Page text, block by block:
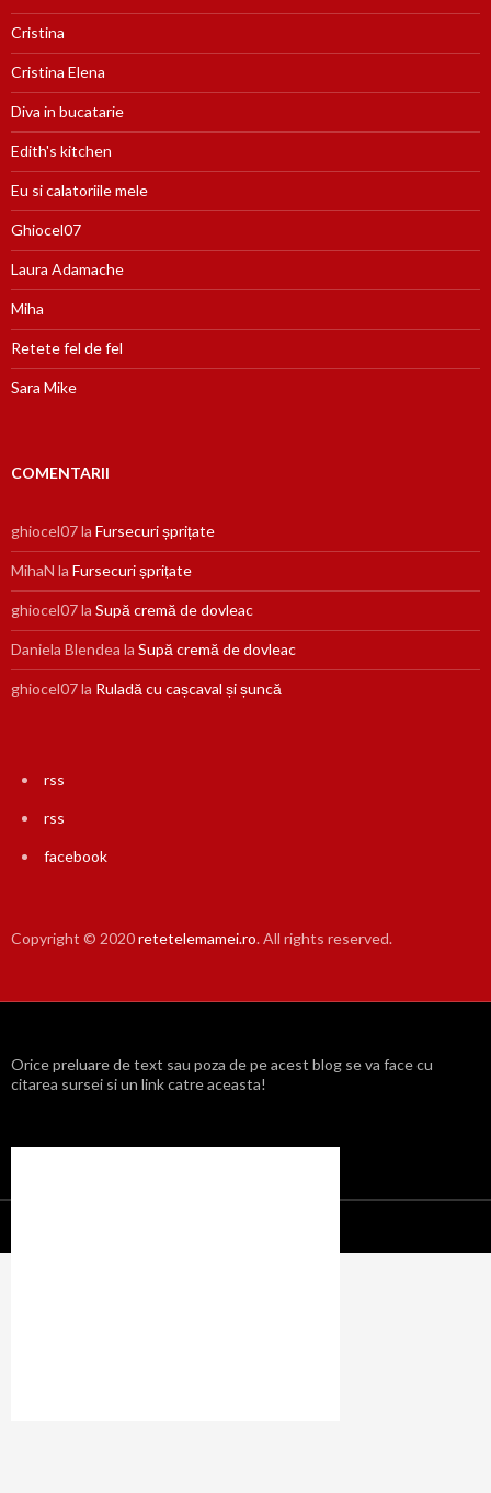
Cristina
Cristina Elena
Diva in bucatarie
Edith's kitchen
Eu si calatoriile mele
Ghiocel07
Laura Adamache
Miha
Retete fel de fel
Sara Mike
COMENTARII
ghiocel07la Fursecuri șprițate
MihaN la Fursecuri șprițate
ghiocel07la Supă cremă de dovleac
Daniela Blendea la Supă cremă de dovleac
ghiocel07la Ruladă cu cașcaval și șuncă
rss
rss
facebook
Copyright © 2020retetelemamei.ro. All rights reserved.
Orice preluare de text sau poza de pe acest blog se va face cu
citarea sursei si un link catre aceasta!